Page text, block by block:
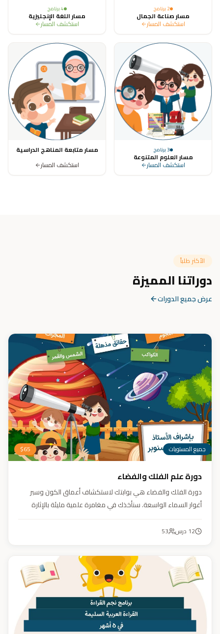
2 برنامج
مسار صناعة الجمال
استكشف المسار
4برنامج
مسار اللغة الإنجليزية
استكشف المسار
3برنامج
مسار العلوم المتنوعة
استكشف المسار
مسار متابعة المناهج الدراسية
استكشف المسار
الأكثر طلباً
دوراتنا المميزة
عرض جميع الدورات
جميع المستويات $65
دورة علم الفلك والفضاء
دورة الفلك والفضاء هي بوابتك لاستكشاف أعماق الكون وسبر
أغوار السماء الواسعة. سنأخذك في مغامرة علمية مليئة بالإثارة
عقلك وتثري خيالك، لتمنحك رؤية جديدة للكون وتفتح لك آفاقاً لا
12 درس 53